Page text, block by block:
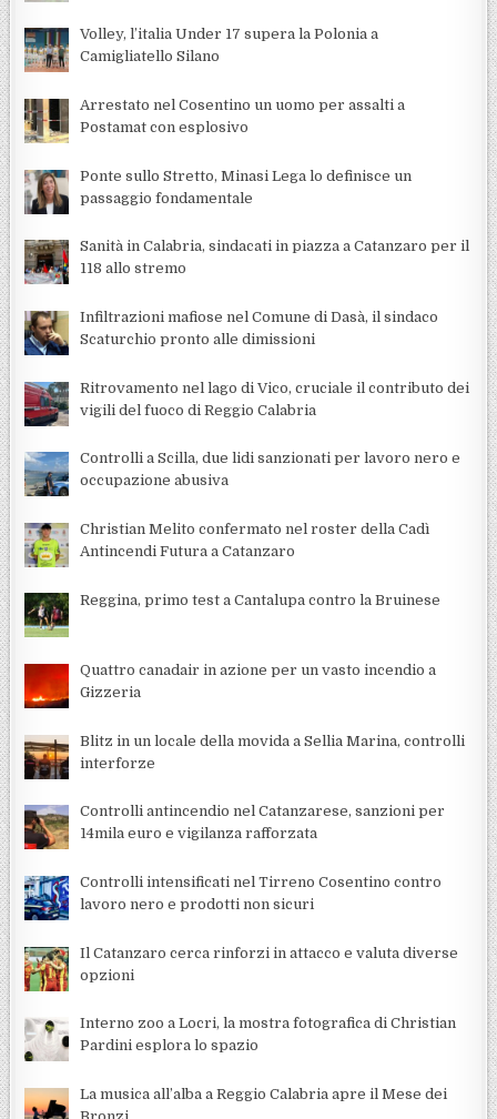
Volley, l’italia Under 17 supera la Polonia a
Camigliatello Silano
Arrestato nel Cosentino un uomo per assalti a
Postamat con esplosivo
Ponte sullo Stretto, Minasi Lega lo definisce un
passaggio fondamentale
Sanità in Calabria, sindacati in piazza a Catanzaro per il
118 allo stremo
Infiltrazioni mafiose nel Comune di Dasà, il sindaco
Scaturchio pronto alle dimissioni
Ritrovamento nel lago di Vico, cruciale il contributo dei
vigili del fuoco di Reggio Calabria
Controlli a Scilla, due lidi sanzionati per lavoro nero e
occupazione abusiva
Christian Melito confermato nel roster della Cadì
Antincendi Futura a Catanzaro
Reggina, primo test a Cantalupa contro la Bruinese
Quattro canadair in azione per un vasto incendio a
Gizzeria
Blitz in un locale della movida a Sellia Marina, controlli
interforze
Controlli antincendio nel Catanzarese, sanzioni per
14mila euro e vigilanza rafforzata
Controlli intensificati nel Tirreno Cosentino contro
lavoro nero e prodotti non sicuri
Il Catanzaro cerca rinforzi in attacco e valuta diverse
opzioni
Interno zoo a Locri, la mostra fotografica di Christian
Pardini esplora lo spazio
La musica all’alba a Reggio Calabria apre il Mese dei